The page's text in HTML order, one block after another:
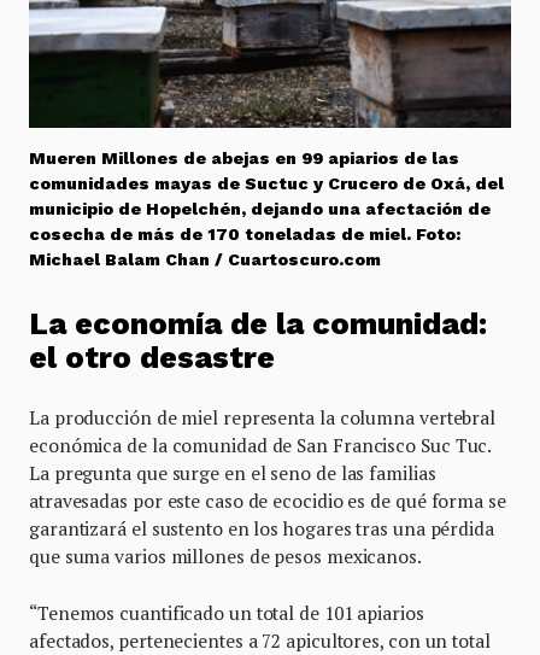
Mueren Millones de abejas en 99 apiarios de las
comunidades mayas de Suctuc y Crucero de Oxá, del
municipio de Hopelchén, dejando una afectación de
cosecha de más de 170 toneladas de miel. Foto:
Michael Balam Chan / Cuartoscuro.com
La economía de la comunidad:
el otro desastre
La producción de miel representa la columna vertebral
económica de la comunidad de San Francisco Suc Tuc.
La pregunta que surge en el seno de las familias
atravesadas por este caso de ecocidio es de qué forma se
garantizará el sustento en los hogares tras una pérdida
que suma varios millones de pesos mexicanos.
“Tenemos cuantificado un total de 101 apiarios
afectados, pertenecientes a 72 apicultores, con un total